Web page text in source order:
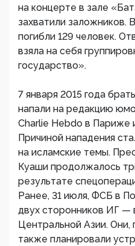
на концерте в зале
захватили
погибли 129 человек.
взяла на себя
государство».
7 января 2015 года
напали на редакцию
Charlie Hebdo в Париже
Причиной нападения
на исламские темы.
Куаши продолжалось
результате
Ранее, 31 июля, ФСБ в
двух сторонников ИГ —
Центральной Азии.
также планировали